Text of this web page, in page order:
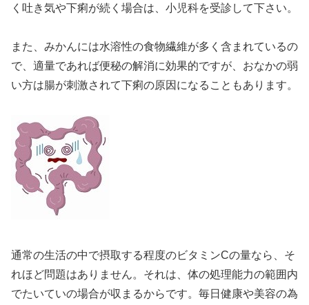
く吐き気や下痢が続く場合は、小児科を受診して下さい。
また、みかんには水溶性の食物繊維が多く含まれているの
で、適量であれば便秘の解消に効果的ですが、おなかの弱
い方は腸が刺激されて下痢の原因になることもあります。
通常の生活の中で摂取する程度のビタミンCの量なら、そ
れほど問題はありません。それは、体の処理能力の範囲内
でたいていの場合が収まるからです。毎日健康や美容の為